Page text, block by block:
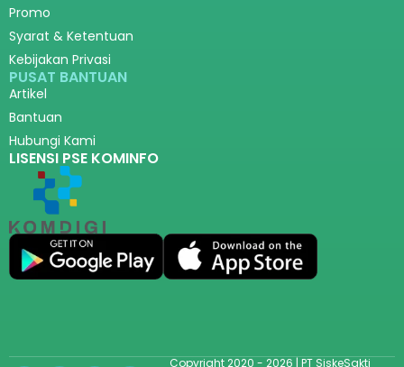
Promo
Syarat & Ketentuan
Kebijakan Privasi
PUSAT BANTUAN
Artikel
Bantuan
Hubungi Kami
LISENSI PSE KOMINFO
Copyright 2020 - 2026 | PT SiskeSakti